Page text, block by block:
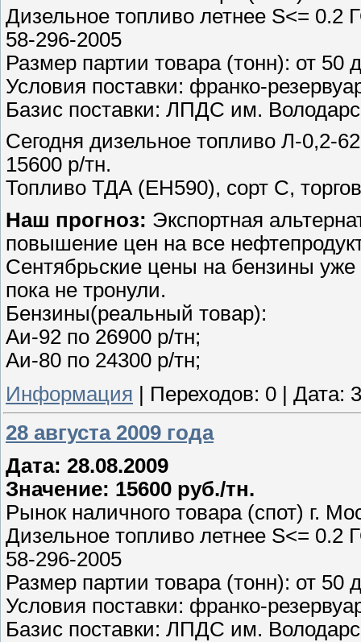
Дизельное топливо летнее S<=
58-296-2005
Размер партии товара (тонн): от 50
Условия поставки: франко-
Базис поставки: ЛПДС им.
Сегодня дизельное топливо Л-0,2-
15600 р/тн.
Топливо ТДА (ЕН590), сорт С,
Наш прогноз: Экспортная
повышение цен на все
Сентябрьские цены на бензины
пока не тронули.
Бензины(реальный товар):
Аи-92 по 26900 р/тн;
Аи-80 по 24300 р/тн;
Информация | Переходов: 0 | Дата:
28 августа 2009 года
Дата: 28.08.2009
Значение: 15600 руб./тн.
Рынок наличного товара (спот) г.
Дизельное топливо летнее S<=
58-296-2005
Размер партии товара (тонн): от 50
Условия поставки: франко-
Базис поставки: ЛПДС им.